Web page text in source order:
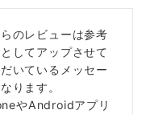
のレビューは参考
してアップさせて
いているメッセー
ります。
やAndroidアプリ